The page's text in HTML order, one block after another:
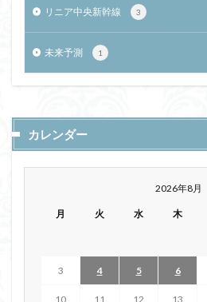
リニア中央新幹線 3
未来予測 1
カレンダー
2026年8月
月 火 水 木
3 4 5 6
10 11 12 13